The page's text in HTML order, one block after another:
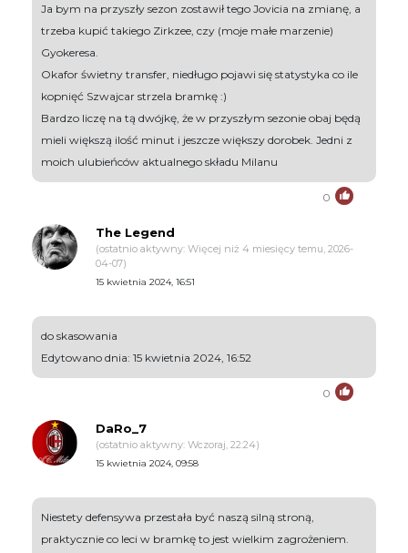
Ja bym na przyszły sezon zostawił tego Jovicia na zmianę, a
trzeba kupić takiego Zirkzee, czy (moje małe marzenie)
Gyokeresa.
Okafor świetny transfer, niedługo pojawi się statystyka co ile
kopnięć Szwajcar strzela bramkę :)
Bardzo liczę na tą dwójkę, że w przyszłym sezonie obaj będą
mieli większą ilość minut i jeszcze większy dorobek. Jedni z
moich ulubieńców aktualnego składu Milanu
0
The Legend
(ostatnio aktywny: Więcej niż 4 miesięcy temu, 2026-
04-07)
15 kwietnia 2024, 16:51
do skasowania
Edytowano dnia: 15 kwietnia 2024, 16:52
0
DaRo_7
(ostatnio aktywny: Wczoraj, 22:24)
15 kwietnia 2024, 09:58
Niestety defensywa przestała być naszą silną stroną,
praktycznie co leci w bramkę to jest wielkim zagrożeniem.